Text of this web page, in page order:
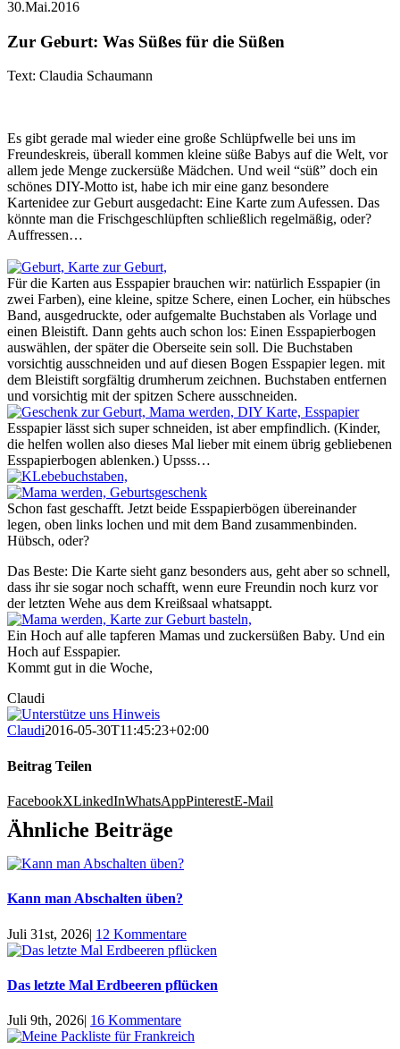
30.Mai.2016
Zur Geburt: Was Süßes für die Süßen
Text: Claudia Schaumann
Es gibt gerade mal wieder eine große Schlüpfwelle bei uns im
Freundeskreis, überall kommen kleine süße Babys auf die Welt, vor
allem jede Menge zuckersüße Mädchen. Und weil “süß” doch ein
schönes DIY-Motto ist, habe ich mir eine ganz besondere
Kartenidee zur Geburt ausgedacht: Eine Karte zum Aufessen. Das
könnte man die Frischgeschlüpften schließlich regelmäßig, oder?
Auffressen…
Für die Karten aus Esspapier brauchen wir: natürlich Esspapier (in
zwei Farben), eine kleine, spitze Schere, einen Locher, ein hübsches
Band, ausgedruckte, oder aufgemalte Buchstaben als Vorlage und
einen Bleistift. Dann gehts auch schon los: Einen Esspapierbogen
auswählen, der später die Oberseite sein soll. Die Buchstaben
vorsichtig ausschneiden und auf diesen Bogen Esspapier legen. mit
dem Bleistift sorgfältig drumherum zeichnen. Buchstaben entfernen
und vorsichtig mit der spitzen Schere ausschneiden.
Esspapier lässt sich super schneiden, ist aber empfindlich. (Kinder,
die helfen wollen also dieses Mal lieber mit einem übrig gebliebenen
Esspapierbogen ablenken.) Upsss…
Schon fast geschafft. Jetzt beide Esspapierbögen übereinander
legen, oben links lochen und mit dem Band zusammenbinden.
Hübsch, oder?
Das Beste: Die Karte sieht ganz besonders aus, geht aber so schnell,
dass ihr sie sogar noch schafft, wenn eure Freundin noch kurz vor
der letzten Wehe aus dem Kreißsaal whatsappt.
Ein Hoch auf alle tapferen Mamas und zuckersüßen Baby. Und ein
Hoch auf Esspapier.
Kommt gut in die Woche,
Claudi
Claudi2016-05-30T11:45:23+02:00
Beitrag Teilen
FacebookXLinkedInWhatsAppPinterestE-Mail
Ähnliche Beiträge
Kann man Abschalten üben?
Juli 31st, 2026| 12 Kommentare
Das letzte Mal Erdbeeren pflücken
Juli 9th, 2026| 16 Kommentare